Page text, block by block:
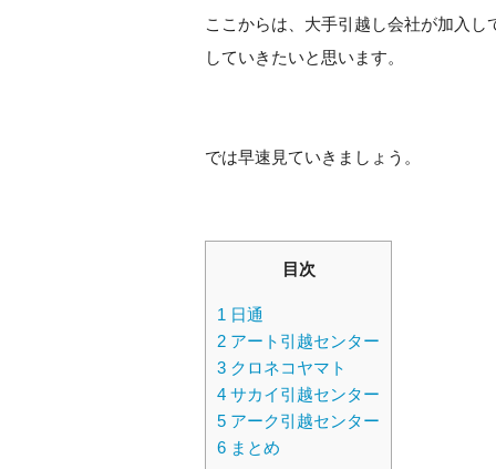
ここからは、大手引越し会社が加入
していきたいと思います。
では早速見ていきましょう。
目次
1 日通
2 アート引越センター
3 クロネコヤマト
4 サカイ引越センター
5 アーク引越センター
6 まとめ